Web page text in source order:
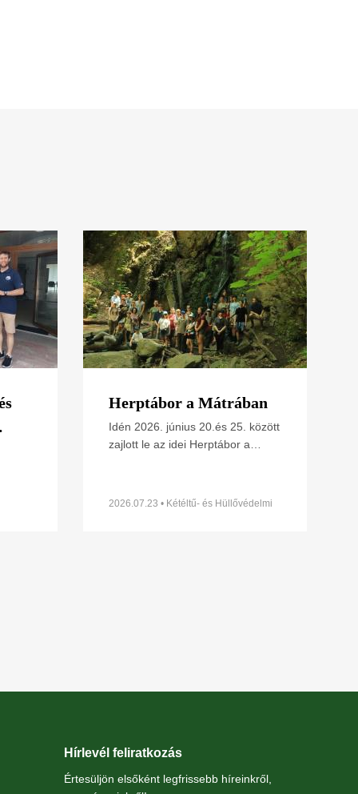
Herptábor a Mátrában
Idén 2026. június 20.és 25. között
zajlott le az idei Herptábor a
minden kétéltű- és
2026.07.23 • Kétéltű- és Hüllővédelmi
Hírlevél feliratkozás
Értesüljön elsőként legfrissebb híreinkről,